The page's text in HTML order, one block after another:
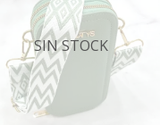
SIN STOCK